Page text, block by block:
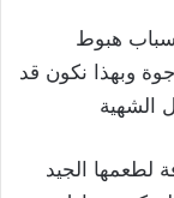
هبوط
وبهذا نكون قد
الشهية
لطعمها الجيد